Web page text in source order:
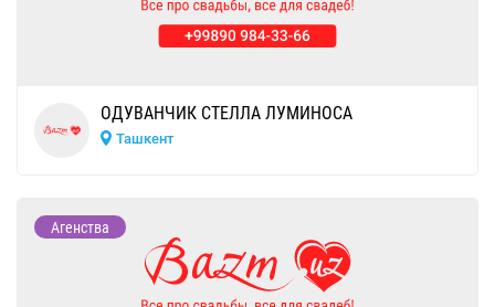
ОДУВАНЧИК СТЕЛЛА ЛУМИНОСА
Ташкент
Агенства